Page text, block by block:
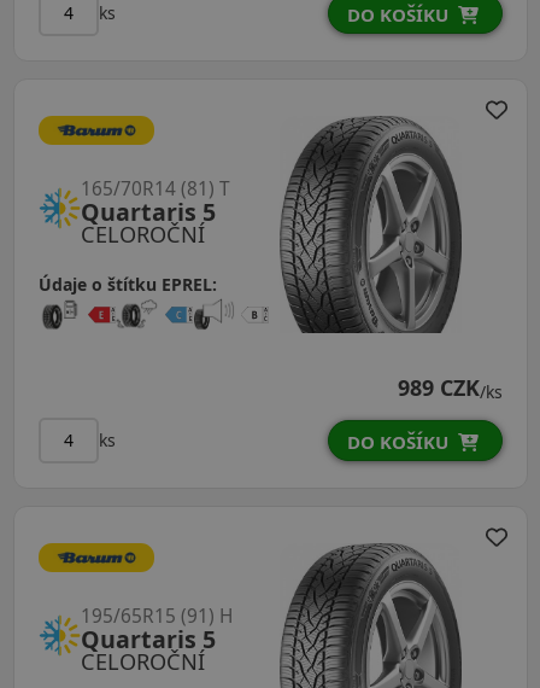
ks DO KOŠÍKU
CELOROČNÍ
Quartaris 5
165/70R14 (81) T
Údaje o štítku EPREL:
989 CZK/ks
ks DO KOŠÍKU
CELOROČNÍ
Quartaris 5
195/65R15 (91) H